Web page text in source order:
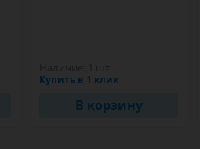
Купить в 1 клик
В корзину